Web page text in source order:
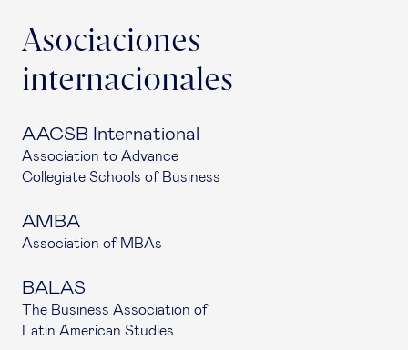
Asociaciones
internacionales
AACSB International
Association to Advance
Collegiate Schools of Business
AMBA
Association of MBAs
BALAS
The Business Association of
Latin American Studies